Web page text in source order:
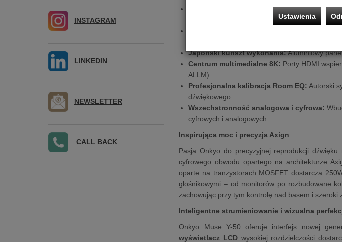
Nowoczesny interfejs wizualny:Kolorowy
Pełna
Japoński kunszt wykonania:Aluminiowy
Centrum multimedialne 8K: Porty HDMI
ALLM).
Profesjonalna kalibracja Room EQ: Autorski
dźwiękowego.
Wszechstronność analogowa i cyfrowa:
cyfrowych i analogowych.
Inspirująca moc i precyzja Axign
Pasja Onkyo do precyzyjnej reprodukcji
cyfrowego obwodu opartego na architekturze
oparte na tranzystorach MOSFET dostarcza
głośnikowymi – od monitorów po rozbudowane
zachowując przy tym kontrolę nad basem i szeroki
Inteligentne strumieniowanie i wizualna
Onkyo Muse Y-50 oferuje interfejs nowej
wyświetlacz LCDwysokiej rozdzielczości
INSTAGRAM
LINKEDIN
NEWSLETTER
CALL BACK
Ustawienia